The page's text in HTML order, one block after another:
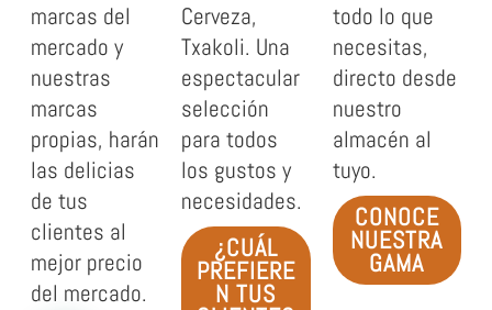
marcas del
mercado y
nuestras
marcas
propias, harán
las delicias
de tus
clientes al
mejor precio
del mercado.
Cerveza,
Txakoli. Una
espectacular
selección
para todos
los gustos y
necesidades.
¿CUÁL
PREFIERE
N TUS
todo lo que
necesitas,
directo desde
nuestro
almacén al
tuyo.
CONOCE
NUESTRA
GAMA